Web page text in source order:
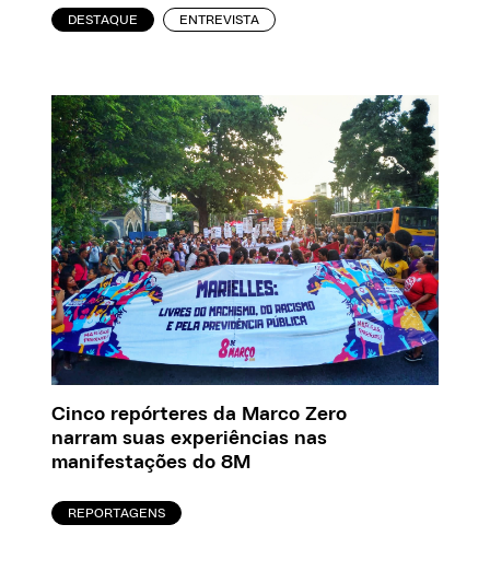
DESTAQUE ENTREVISTA
Cinco repórteres da Marco Zero
narram suas experiências nas
manifestações do 8M
REPORTAGENS